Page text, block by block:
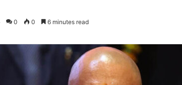
0 0 6 minutes read